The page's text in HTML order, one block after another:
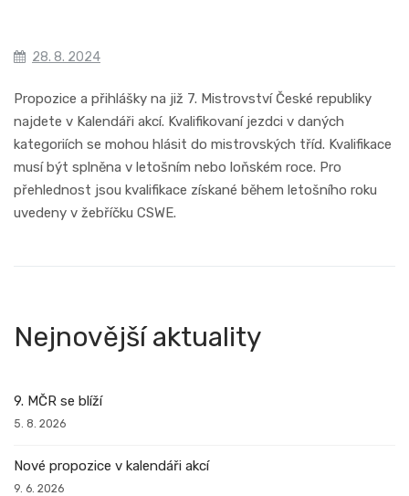
28. 8. 2024
Propozice a přihlášky na již 7. Mistrovství České republiky
najdete v Kalendáři akcí. Kvalifikovaní jezdci v daných
kategoriích se mohou hlásit do mistrovských tříd. Kvalifikace
musí být splněna v letošním nebo loňském roce. Pro
přehlednost jsou kvalifikace získané během letošního roku
uvedeny v žebříčku CSWE.
Nejnovější aktuality
9. MČR se blíží
5. 8. 2026
Nové propozice v kalendáři akcí
9. 6. 2026